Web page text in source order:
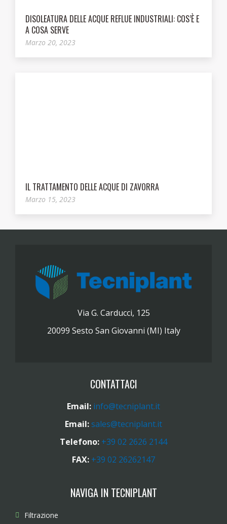
DISOLEATURA DELLE ACQUE REFLUE INDUSTRIALI: COS’È E
A COSA SERVE
Marzo 20, 2023
IL TRATTAMENTO DELLE ACQUE DI ZAVORRA
Marzo 15, 2023
Via G. Carducci, 125
20099 Sesto San Giovanni (MI) Italy
CONTATTACI
Email: info@tecniplant.it
Email:sales@tecniplant.it
Telefono: +39 02 2626 2144
FAX: +39 02 26262147
NAVIGA IN TECNIPLANT
Filtrazione